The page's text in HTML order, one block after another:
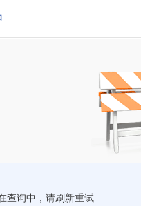
查询中，请刷新重试